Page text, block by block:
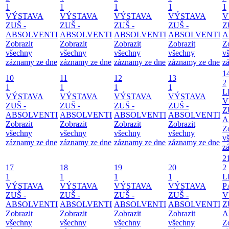
1
VÝSTAVA
ZUŠ -
ABSOLVENTI
Zobrazit
všechny
záznamy ze dne
1
VÝSTAVA
ZUŠ -
ABSOLVENTI
Zobrazit
všechny
záznamy ze dne
1
VÝSTAVA
ZUŠ -
ABSOLVENTI
Zobrazit
všechny
záznamy ze dne
1
VÝSTAVA
ZUŠ -
ABSOLVENTI
Zobrazit
všechny
záznamy ze dne
1
10
1
VÝSTAVA
ZUŠ -
ABSOLVENTI
Zobrazit
všechny
záznamy ze dne
11
1
VÝSTAVA
ZUŠ -
ABSOLVENTI
Zobrazit
všechny
záznamy ze dne
12
1
VÝSTAVA
ZUŠ -
ABSOLVENTI
Zobrazit
všechny
záznamy ze dne
13
1
VÝSTAVA
ZUŠ -
ABSOLVENTI
Zobrazit
všechny
záznamy ze dne
2
17
1
VÝSTAVA
ZUŠ -
ABSOLVENTI
Zobrazit
všechny
18
1
VÝSTAVA
ZUŠ -
ABSOLVENTI
Zobrazit
všechny
19
1
VÝSTAVA
ZUŠ -
ABSOLVENTI
Zobrazit
všechny
20
1
VÝSTAVA
ZUŠ -
ABSOLVENTI
Zobrazit
všechny
2